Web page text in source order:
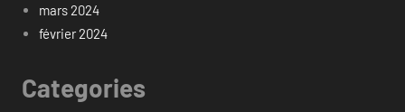
mars 2024
février 2024
Categories